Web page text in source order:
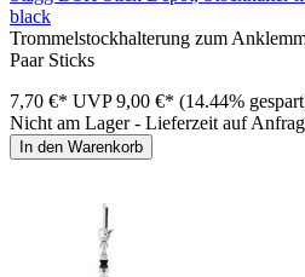
black
Trommelstockhalterung zum
Paar Sticks
7,70 €* UVP9,00 €* (14.44%
Nicht am Lager - Lieferzeit auf
In den Warenkorb